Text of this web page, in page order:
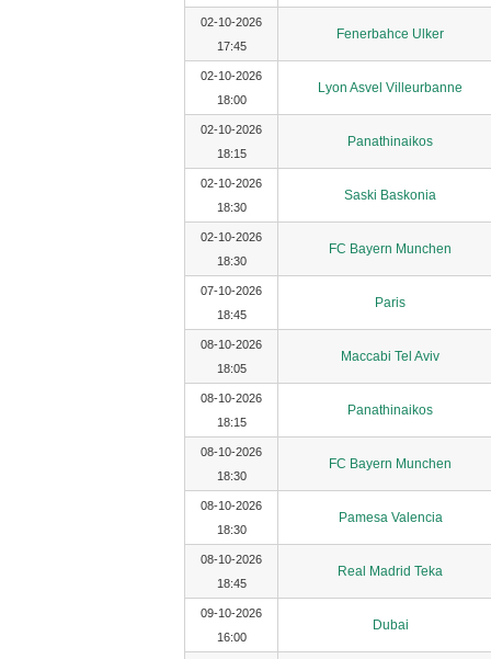
02-10-2026
17:45
Fenerbahce Ulker
02-10-2026
18:00
Lyon Asvel Villeurbanne
02-10-2026
18:15
Panathinaikos
02-10-2026
18:30
Saski Baskonia
02-10-2026
18:30
FC Bayern Munchen
07-10-2026
18:45
Paris
08-10-2026
18:05
Maccabi Tel Aviv
08-10-2026
18:15
Panathinaikos
08-10-2026
18:30
FC Bayern Munchen
08-10-2026
18:30
Pamesa Valencia
08-10-2026
18:45
Real Madrid Teka
09-10-2026
16:00
Dubai